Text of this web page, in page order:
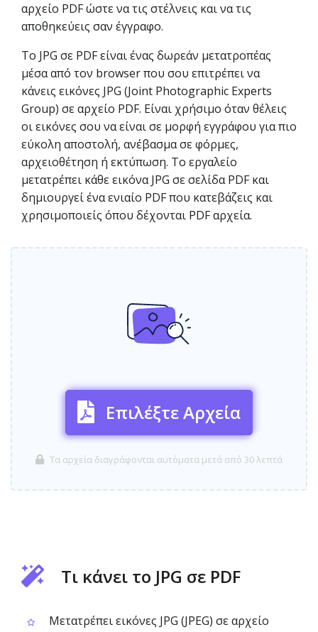
αρχείο PDF ώστε να τις στέλνεις και να τις
αποθηκεύεις σαν έγγραφο.
Το JPG σε PDF είναι ένας δωρεάν μετατροπέας
μέσα από τον browser που σου επιτρέπει να
κάνεις εικόνες JPG (Joint Photographic Experts
Group) σε αρχείο PDF. Είναι χρήσιμο όταν θέλεις
οι εικόνες σου να είναι σε μορφή εγγράφου για πιο
εύκολη αποστολή, ανέβασμα σε φόρμες,
αρχειοθέτηση ή εκτύπωση. Το εργαλείο
μετατρέπει κάθε εικόνα JPG σε σελίδα PDF και
δημιουργεί ένα ενιαίο PDF που κατεβάζεις και
χρησιμοποιείς όπου δέχονται PDF αρχεία.
Επιλέξτε Αρχεία
Τα αρχεία διαγράφονται αυτόματα μετά από 30 λεπτά
Τι κάνει το JPG σε PDF
Μετατρέπει εικόνες JPG (JPEG) σε αρχείο